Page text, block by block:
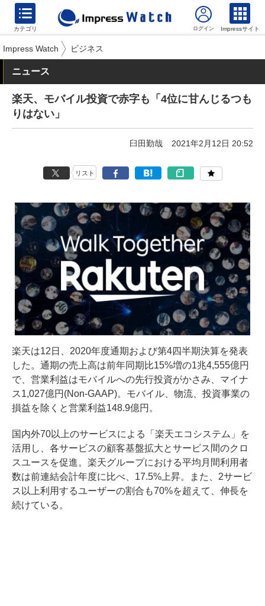
カテゴリ Impressサイト
Impress Watch ビジネス
ニュース
楽天、モバイル投資で赤字も「4位に甘んじるつも
りはない」
臼田勤哉 2021年2月12日 20:52
リスト
楽天は12日、2020年度通期および第4四半期決算を発表
した。通期の売上高は前年同期比15%増の1兆4,555億円
で、営業利益はモバイルへの先行投資がかさみ、マイナ
ス1,027億円(Non-GAAP)。モバイル、物流、投資事業の
損益を除くと営業利益148.9億円。
国内外70以上のサービスによる「楽天エコシステム」を
活用し、各サービスの顧客基盤拡大とサービス間のクロ
スユースを促進。楽天グループにおける平均月間利用者
数は前連結会計年度に比べ、17.5%上昇。また、2サービ
ス以上利用するユーザーの割合も70%を超えて、伸長を
続けている。